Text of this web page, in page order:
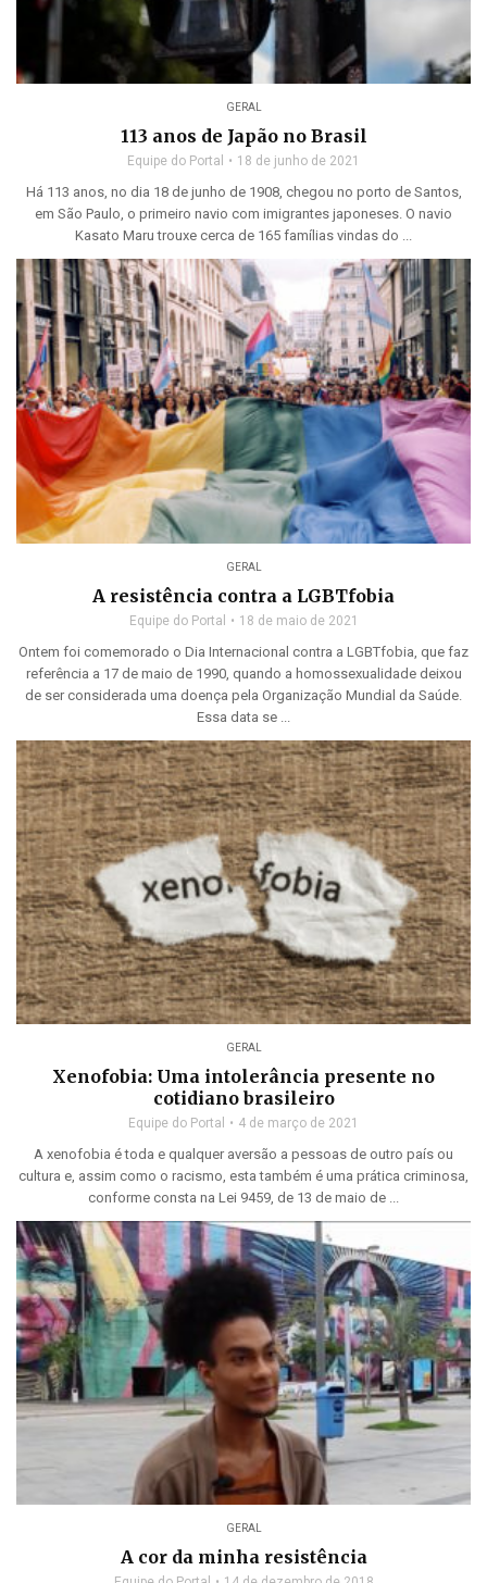
GERAL
113 anos de Japão no Brasil
Equipe do Portal 18 de junho de 2021
Há 113 anos, no dia 18 de junho de 1908, chegou no porto de Santos,
em São Paulo, o primeiro navio com imigrantes japoneses. O navio
Kasato Maru trouxe cerca de 165 famílias vindas do ...
GERAL
A resistência contra a LGBTfobia
Equipe do Portal 18 de maio de 2021
Ontem foi comemorado o Dia Internacional contra a LGBTfobia, que faz
referência a 17 de maio de 1990, quando a homossexualidade deixou
de ser considerada uma doença pela Organização Mundial da Saúde.
Essa data se ...
GERAL
Xenofobia: Uma intolerância presente no
cotidiano brasileiro
Equipe do Portal 4 de março de 2021
A xenofobia é toda e qualquer aversão a pessoas de outro país ou
cultura e, assim como o racismo, esta também é uma prática criminosa,
conforme consta na Lei 9459, de 13 de maio de ...
GERAL
A cor da minha resistência